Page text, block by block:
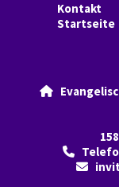
Kontakt
Startseite


